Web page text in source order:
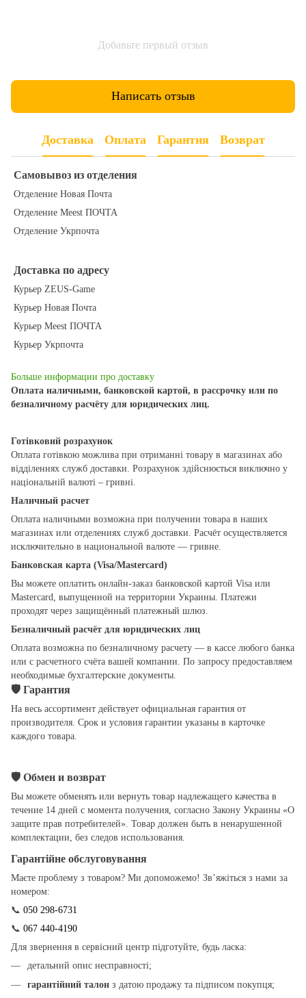
Добавьте первый отзыв
Написать отзыв
Доставка Оплата Гарантия Возврат
Самовывоз из отделения
Отделение Новая Почта
Отделение Meest ПОЧТА
Отделение Укрпочта
Доставка по адресу
Курьер ZEUS-Game
Курьер Новая Почта
Курьер Meest ПОЧТА
Курьер Укрпочта
Больше информации про доставку
Оплата наличными, банковской картой, в рассрочку или по
безналичному расчёту для юридических лиц.
Готівковий розрахунок
Оплата готівкою можлива при отриманні товару в магазинах або
відділеннях служб доставки. Розрахунок здійснюється виключно у
національній валюті – гривні.
Наличный расчет
Оплата наличными возможна при получении товара в наших
магазинах или отделениях служб доставки. Расчёт осуществляется
исключительно в национальной валюте — гривне.
Банковская карта (Visa/Mastercard)
Вы можете оплатить онлайн-заказ банковской картой Visa или
Mastercard, выпущенной на территории Украины. Платежи
проходят через защищённый платежный шлюз.
Безналичный расчёт для юридических лиц
Оплата возможна по безналичному расчету — в кассе любого банка
или с расчетного счёта вашей компании. По запросу предоставляем
необходимые бухгалтерские документы.
🛡 Гарантия
На весь ассортимент действует официальная гарантия от
производителя. Срок и условия гарантии указаны в карточке
каждого товара.
🛡 Обмен и возврат
Вы можете обменять или вернуть товар надлежащего качества в
течение 14 дней с момента получения, согласно Закону Украины «О
защите прав потребителей». Товар должен быть в ненарушенной
комплектации, без следов использования.
Гарантійне обслуговування
Маєте проблему з товаром? Ми допоможемо! Зв’яжіться з нами за
номером:
📞 050 298-6731
📞 067 440-4190
Для звернення в сервісний центр підготуйте, будь ласка:
детальний опис несправності;
гарантійний талон з датою продажу та підписом покупця;